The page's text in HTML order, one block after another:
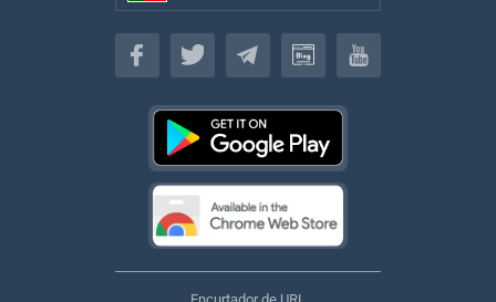
Português